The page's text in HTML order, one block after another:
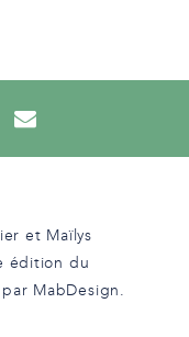
et Maïlys
édition du
MabDesign.